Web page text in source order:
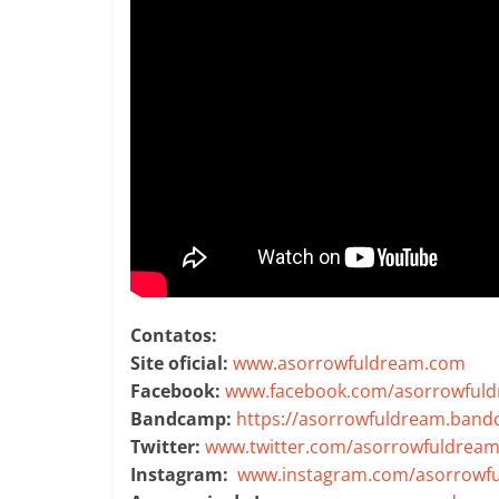
Contatos:
Site oficial: www.asorrowfuldream.com
Facebook: www.facebook.com/
Bandcamp: https://
Twitter: www.twitter.com/asorrowfuldream
Instagram: www.instagram.com/